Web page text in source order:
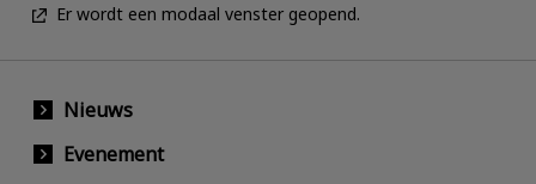
Er wordt een modaal venster geopend.
Nieuws
Evenement